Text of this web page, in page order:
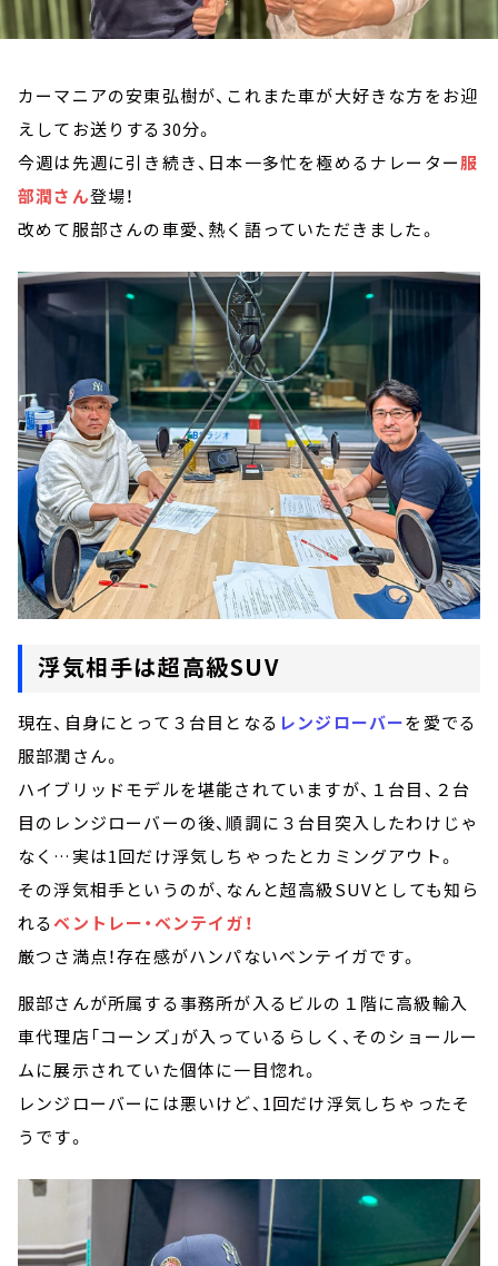
カーマニアの安東弘樹が、これまた車が大好きな方をお迎
えしてお送りする30分。
今週は先週に引き続き、日本一多忙を極めるナレーター服
部潤さん登場！
改めて服部さんの車愛、熱く語っていただきました。
浮気相手は超高級SUV
現在、自身にとって３台目となる レンジローバーを愛でる
服部潤さん。
ハイブリッドモデルを堪能されていますが、１台目、２台
目のレンジローバーの後、順調に３台目突入したわけじゃ
なく…実は1回だけ浮気しちゃったとカミングアウト。
その浮気相手というのが、なんと超高級SUVとしても知ら
れるベントレー・ベンテイガ！
厳つさ満点！存在感がハンパないベンテイガです。
服部さんが所属する事務所が入るビルの１階に高級輸入
車代理店「コーンズ」が入っているらしく、そのショールー
ムに展示されていた個体に一目惚れ。
レンジローバーには悪いけど、1回だけ浮気しちゃったそ
うです。